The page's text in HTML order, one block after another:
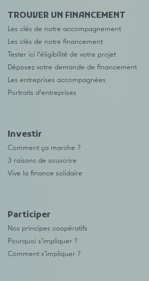
TROUVER UN FINANCEMENT
Les clés de notre accompagnement
Les clés de notre financement
Tester ici l’éligibilité de votre projet
Déposez votre demande de financement
Les entreprises accompagnées
Portraits d’entreprises
Investir
Comment ça marche ?
3 raisons de souscrire
Vive la finance solidaire
Participer
Nos principes coopératifs
Pourquoi s’impliquer ?
Comment s’impliquer ?